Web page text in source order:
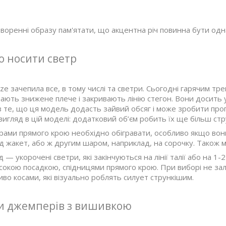
образу пам'ятати, що акцентна річ повинна бути
носити светр
зачепила все, в тому числі та светри. Сьогодні гарячим
знижене плече і закривають лінію стегон. Вони досить
що ця модель додасть зайвий обсяг і може зробити
в цій моделі: додатковий об’єм робить їх ще більш
прямого крою необхідно обігравати, особливо якщо
жакет, або ж другим шаром, наприклад, на сорочку. Також
укорочені светри, які закінчуються на лінії талії або
посадкою, спідницями прямого крою. При виборі не
косами, які візуально роблять силует стрункішим.
джемперів з вишивкою